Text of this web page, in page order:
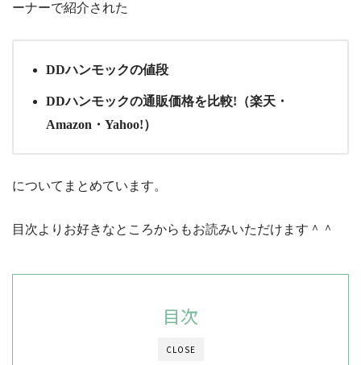
ーナーで紹介された
DDハンモックの値段
DDハンモックの通販価格を比較!（楽天・
Amazon・Yahoo!）
についてまとめています。
目次よりお好きなところからもお読みいただけます＾＾
CLOSE
目次